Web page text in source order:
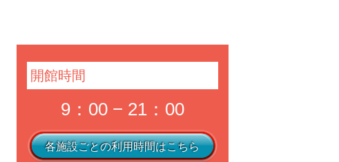
開館時間
9：00 − 21：00
各施設ごとの利用時間はこちら